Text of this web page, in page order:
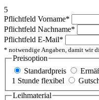
5
Pflichtfeld Vorname*
Pflichtfeld Nachname*
Pflichtfeld E-Mail*
* notwendige Angaben, damit wir
Preisoption
Standardpreis
1 Stunde flexibel
Leihmaterial